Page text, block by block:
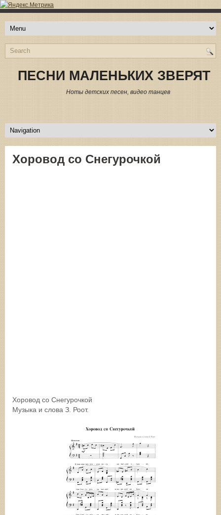
ПЕСНИ МАЛЕНЬКИХ ЗВЕРЯТ
Ноты детских песен, видео танцев
Хоровод со Снегурочкой
Хоровод со Снегурочкой
Музыка и слова З. Роот.